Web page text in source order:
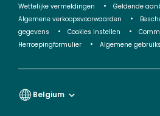
Wettelijke vermeldingen
Geldende
Algemene verkoopsvoorwaarden
gegevens
Cookies instellen
Herroepingformulier
Algemene
Belgium